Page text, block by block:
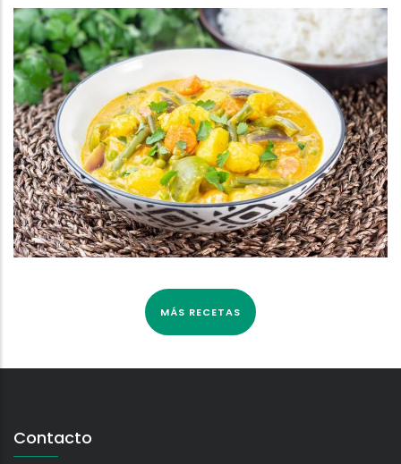
MÁS RECETAS
Contacto